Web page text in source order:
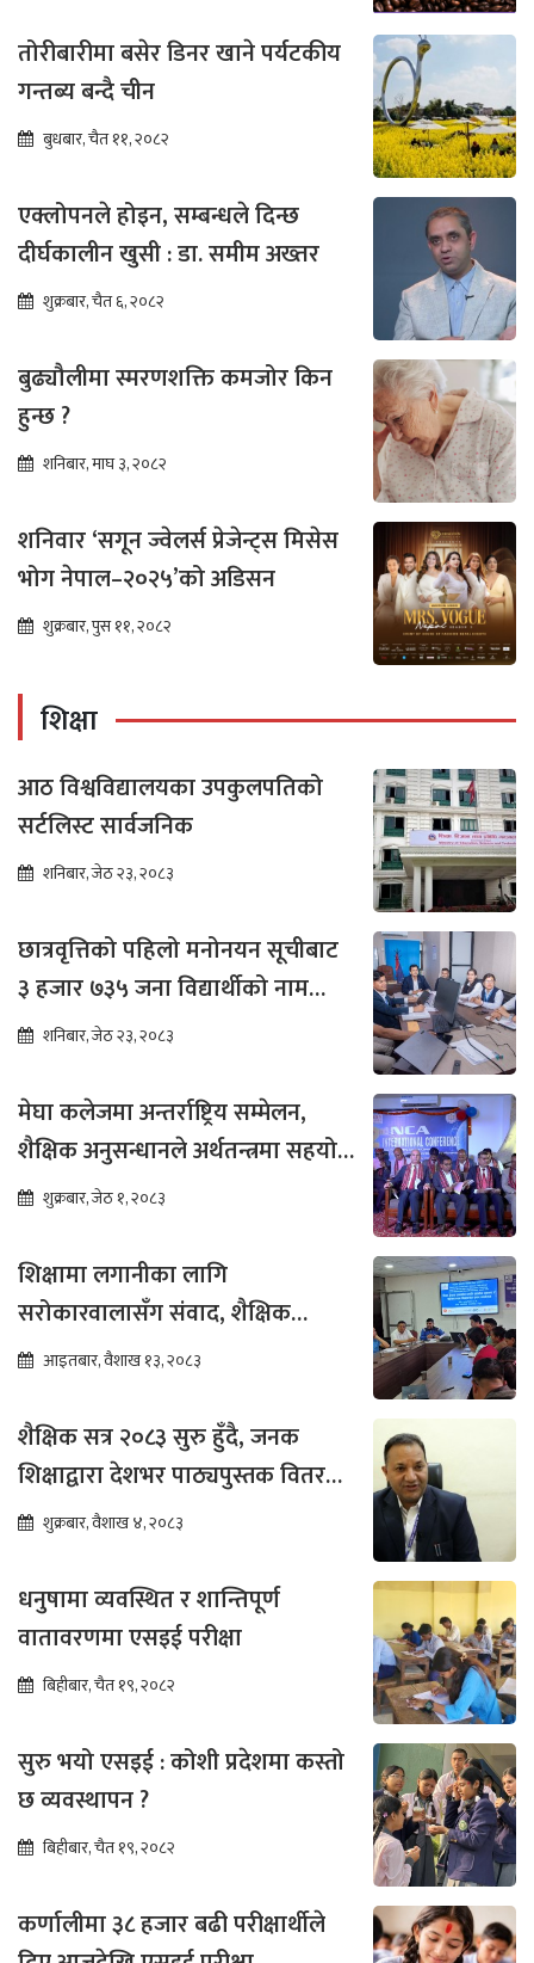
तोरीबारीमा बसेर डिनर खाने पर्यटकीय
गन्तब्य बन्दै चीन
बुधबार, चैत ११, २०८२
एक्लोपनले होइन, सम्बन्धले दिन्छ
दीर्घकालीन खुसी : डा. समीम अख्तर
शुक्रबार, चैत ६, २०८२
बुढ्यौलीमा स्मरणशक्ति कमजोर किन
हुन्छ ?
शनिबार, माघ ३, २०८२
शनिवार ‘सगून ज्वेलर्स प्रेजेन्ट्स मिसेस
भोग नेपाल–२०२५’को अडिसन
शुक्रबार, पुस ११, २०८२
शिक्षा
आठ विश्वविद्यालयका उपकुलपतिको
सर्टलिस्ट सार्वजनिक
शनिबार, जेठ २३, २०८३
छात्रवृत्तिको पहिलो मनोनयन सूचीबाट
३ हजार ७३५ जना विद्यार्थीको नाम
भर्नाका लागि सिफारिस
शनिबार, जेठ २३, २०८३
मेघा कलेजमा अन्तर्राष्ट्रिय सम्मेलन,
शैक्षिक अनुसन्धानले अर्थतन्त्रमा सहयोग
पुग्ने विश्वास
शुक्रबार, जेठ १, २०८३
शिक्षामा लगानीका लागि
सरोकारवालासँग संवाद, शैक्षिक
सुधारमा जोड
आइतबार, वैशाख १३, २०८३
शैक्षिक सत्र २०८३ सुरु हुँदै, जनक
शिक्षाद्वारा देशभर पाठ्यपुस्तक वितरण
तीव्रशुक्रबार, वैशाख ४, २०८३
धनुषामा व्यवस्थित र शान्तिपूर्ण
वातावरणमा एसइई परीक्षा
बिहीबार, चैत १९, २०८२
सुरु भयो एसइई : कोशी प्रदेशमा कस्तो
छ व्यवस्थापन ?
बिहीबार, चैत १९, २०८२
कर्णालीमा ३८ हजार बढी परीक्षार्थीले